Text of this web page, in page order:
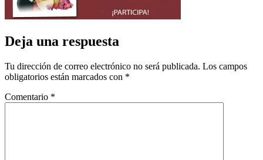
Deja una respuesta
Tu dirección de correo electrónico no será publicada. Los campos
obligatorios están marcados con *
Comentario *